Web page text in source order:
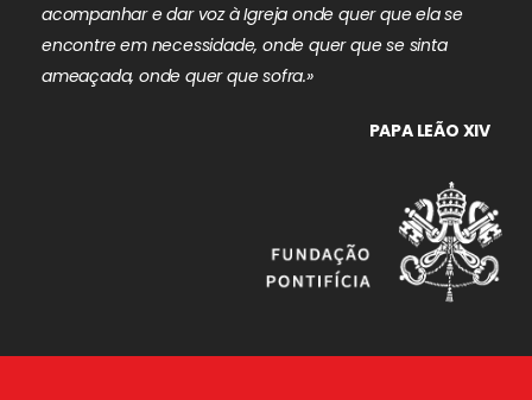
acompanhar e dar voz à Igreja onde quer que ela se
encontre em necessidade, onde quer que se sinta
ameaçada, onde quer que sofra.»
PAPA LEÃO XIV